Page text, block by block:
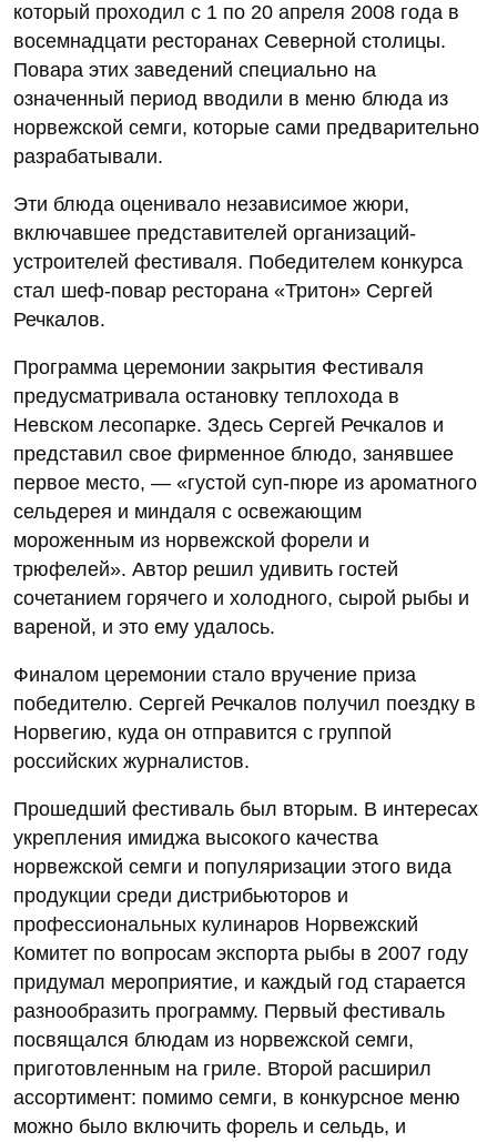
который проходил с 1 по 20 апреля 2008 года в
восемнадцати ресторанах Северной столицы.
Повара этих заведений специально на
означенный период вводили в меню блюда из
норвежской семги, которые сами предварительно
разрабатывали.
Эти блюда оценивало независимое жюри,
включавшее представителей организаций-
устроителей фестиваля. Победителем конкурса
стал шеф-повар ресторана «Тритон» Сергей
Речкалов.
Программа церемонии закрытия Фестиваля
предусматривала остановку теплохода в
Невском лесопарке. Здесь Сергей Речкалов и
представил свое фирменное блюдо, занявшее
первое место, — «густой суп-пюре из ароматного
сельдерея и миндаля с освежающим
мороженным из норвежской форели и
трюфелей». Автор решил удивить гостей
сочетанием горячего и холодного, сырой рыбы и
вареной, и это ему удалось.
Финалом церемонии стало вручение приза
победителю. Сергей Речкалов получил поездку в
Норвегию, куда он отправится с группой
российских журналистов.
Прошедший фестиваль был вторым. В интересах
укрепления имиджа высокого качества
норвежской семги и популяризации этого вида
продукции среди дистрибьюторов и
профессиональных кулинаров Норвежский
Комитет по вопросам экспорта рыбы в 2007 году
придумал мероприятие, и каждый год старается
разнообразить программу. Первый фестиваль
посвящался блюдам из норвежской семги,
приготовленным на гриле. Второй расширил
ассортимент: помимо семги, в конкурсное меню
можно было включить форель и сельдь, и